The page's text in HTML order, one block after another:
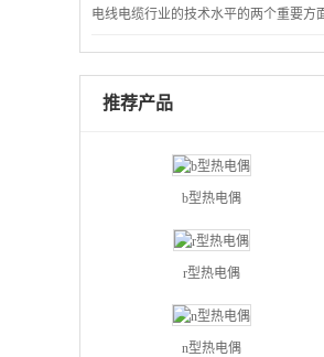
90%
电线电缆行业的技术水平的两个重要方
推荐产品
b型热电偶
r型热电偶
n型热电偶